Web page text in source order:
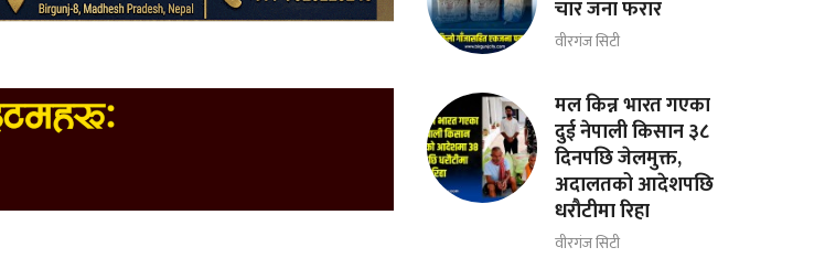
चार जना फरार
वीरगंज सिटी
मल किन्न भारत गएका
दुई नेपाली किसान ३८
दिनपछि जेलमुक्त,
अदालतको आदेशपछि
धरौटीमा रिहा
वीरगंज सिटी